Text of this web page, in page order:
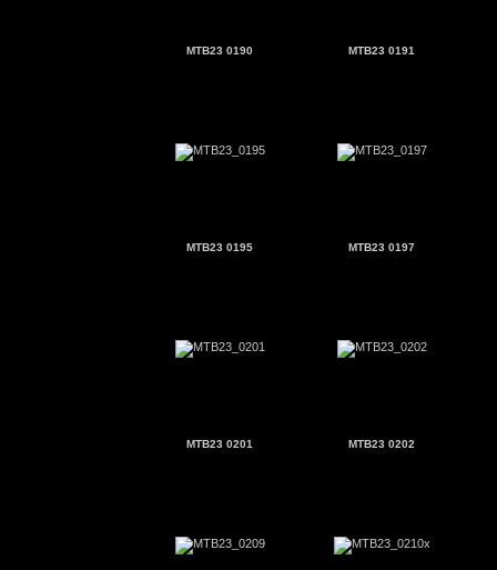
MTB23 0190 MTB23 0191
MTB23 0195 MTB23 0197
MTB23 0201 MTB23 0202